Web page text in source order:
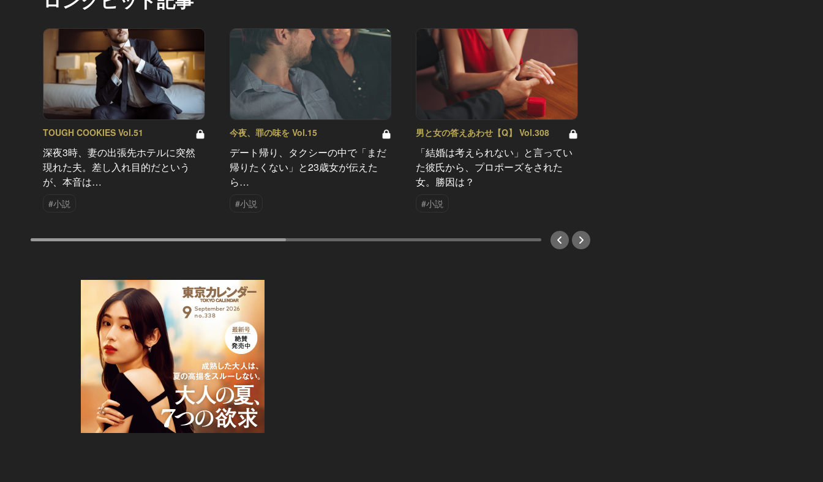
TOUGH COOKIES Vol.51
深夜3時、妻の出張先ホテルに突然
現れた夫。差し入れ目的だという
が、本音は…
#小説
今夜、罪の味を Vol.15
デート帰り、タクシーの中で「まだ
帰りたくない」と23歳女が伝えた
ら…
#小説
男と女の答えあわせ【Q】 Vol.308
「結婚は考えられない」と言ってい
た彼氏から、プロポーズをされた
女。勝因は？
#小説